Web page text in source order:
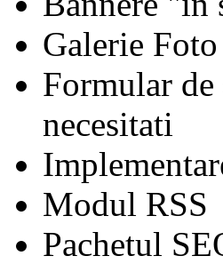
Galerie
Formular
necesitati
Modul RSS
Pachetul